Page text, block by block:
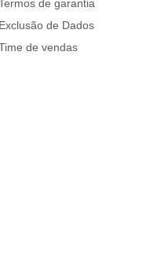
de garantia
Exclusão de Dados
de vendas